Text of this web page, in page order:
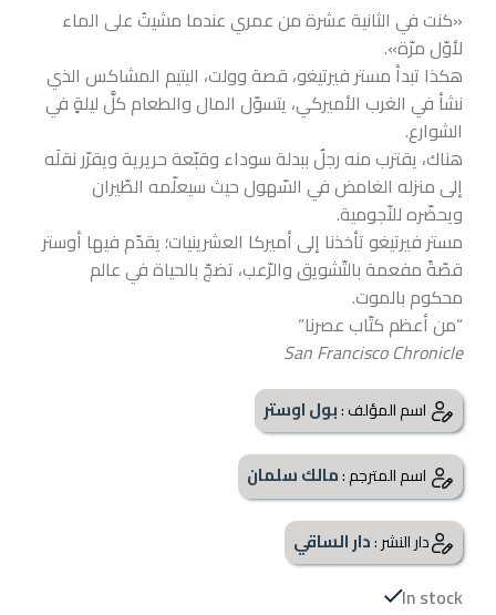
«كنت في الثانية عشرة من عمري عندما مشيتُ على الماء
لأوّل مرّة».
هكذا تبدأ مستر فيرتيغو، قصة وولت، اليتيم المشاكس الذي
نشأ في الغرب الأميركي، يتسوّل المال والطعام كلَّ ليلةٍ في
الشوارع.
هناك، يقترب منه رجلٌ ببدلة سوداء وقبّعة حريرية ويقرّر نقلَه
إلى منزله الغامض في السّهول حيث سيعلّمه الطّيران
ويحضّره للنّجومية.
مستر فيرتيغو تأخذنا إلى أميركا العشرينيات؛ يقدّم فيها أوستر
قصّةً مفعمة بالتّشويق والرّعب، تضجّ بالحياة في عالم
محكوم بالموت.
“من أعظم كتّاب عصرنا”
San Francisco Chronicle
اسم المؤلف :بول اوستر
اسم المترجم :مالك سلمان
دار النشر :دار الساقي
In stock